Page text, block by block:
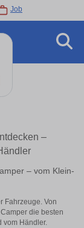
Job
–
– vom Klein-
Fahrzeuge. Von
die besten
vom Händler.